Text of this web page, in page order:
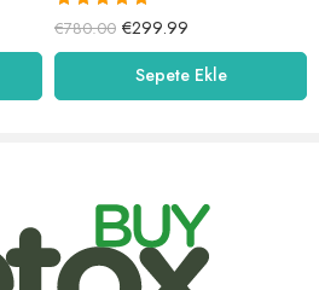
5 üzerinden
5.00oy aldı
€780.00 €299.99
Sepete Ekle